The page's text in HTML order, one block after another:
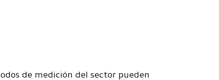
de medición del sector pueden